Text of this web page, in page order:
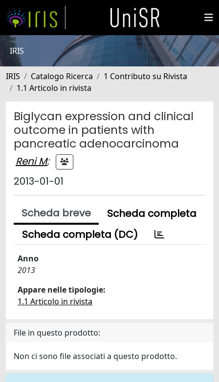
IRIS
IRIS Catalogo Ricerca
1 Contributo su Rivista
1.1 Articolo in rivista
Biglycan expression and clinical
outcome in patients with
pancreatic adenocarcinoma
Reni M;
2013-01-01
Scheda breve
Scheda completa
Scheda completa (DC)
Anno
2013
Appare nelle tipologie:
1.1 Articolo in rivista
File in questo prodotto:
Non ci sono file associati a questo prodotto.